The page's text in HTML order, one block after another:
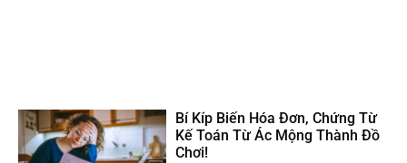
Bí Kíp Biến Hóa Đơn, Chứng Từ
Kế Toán Từ Ác Mộng Thành Đồ
Chơi!